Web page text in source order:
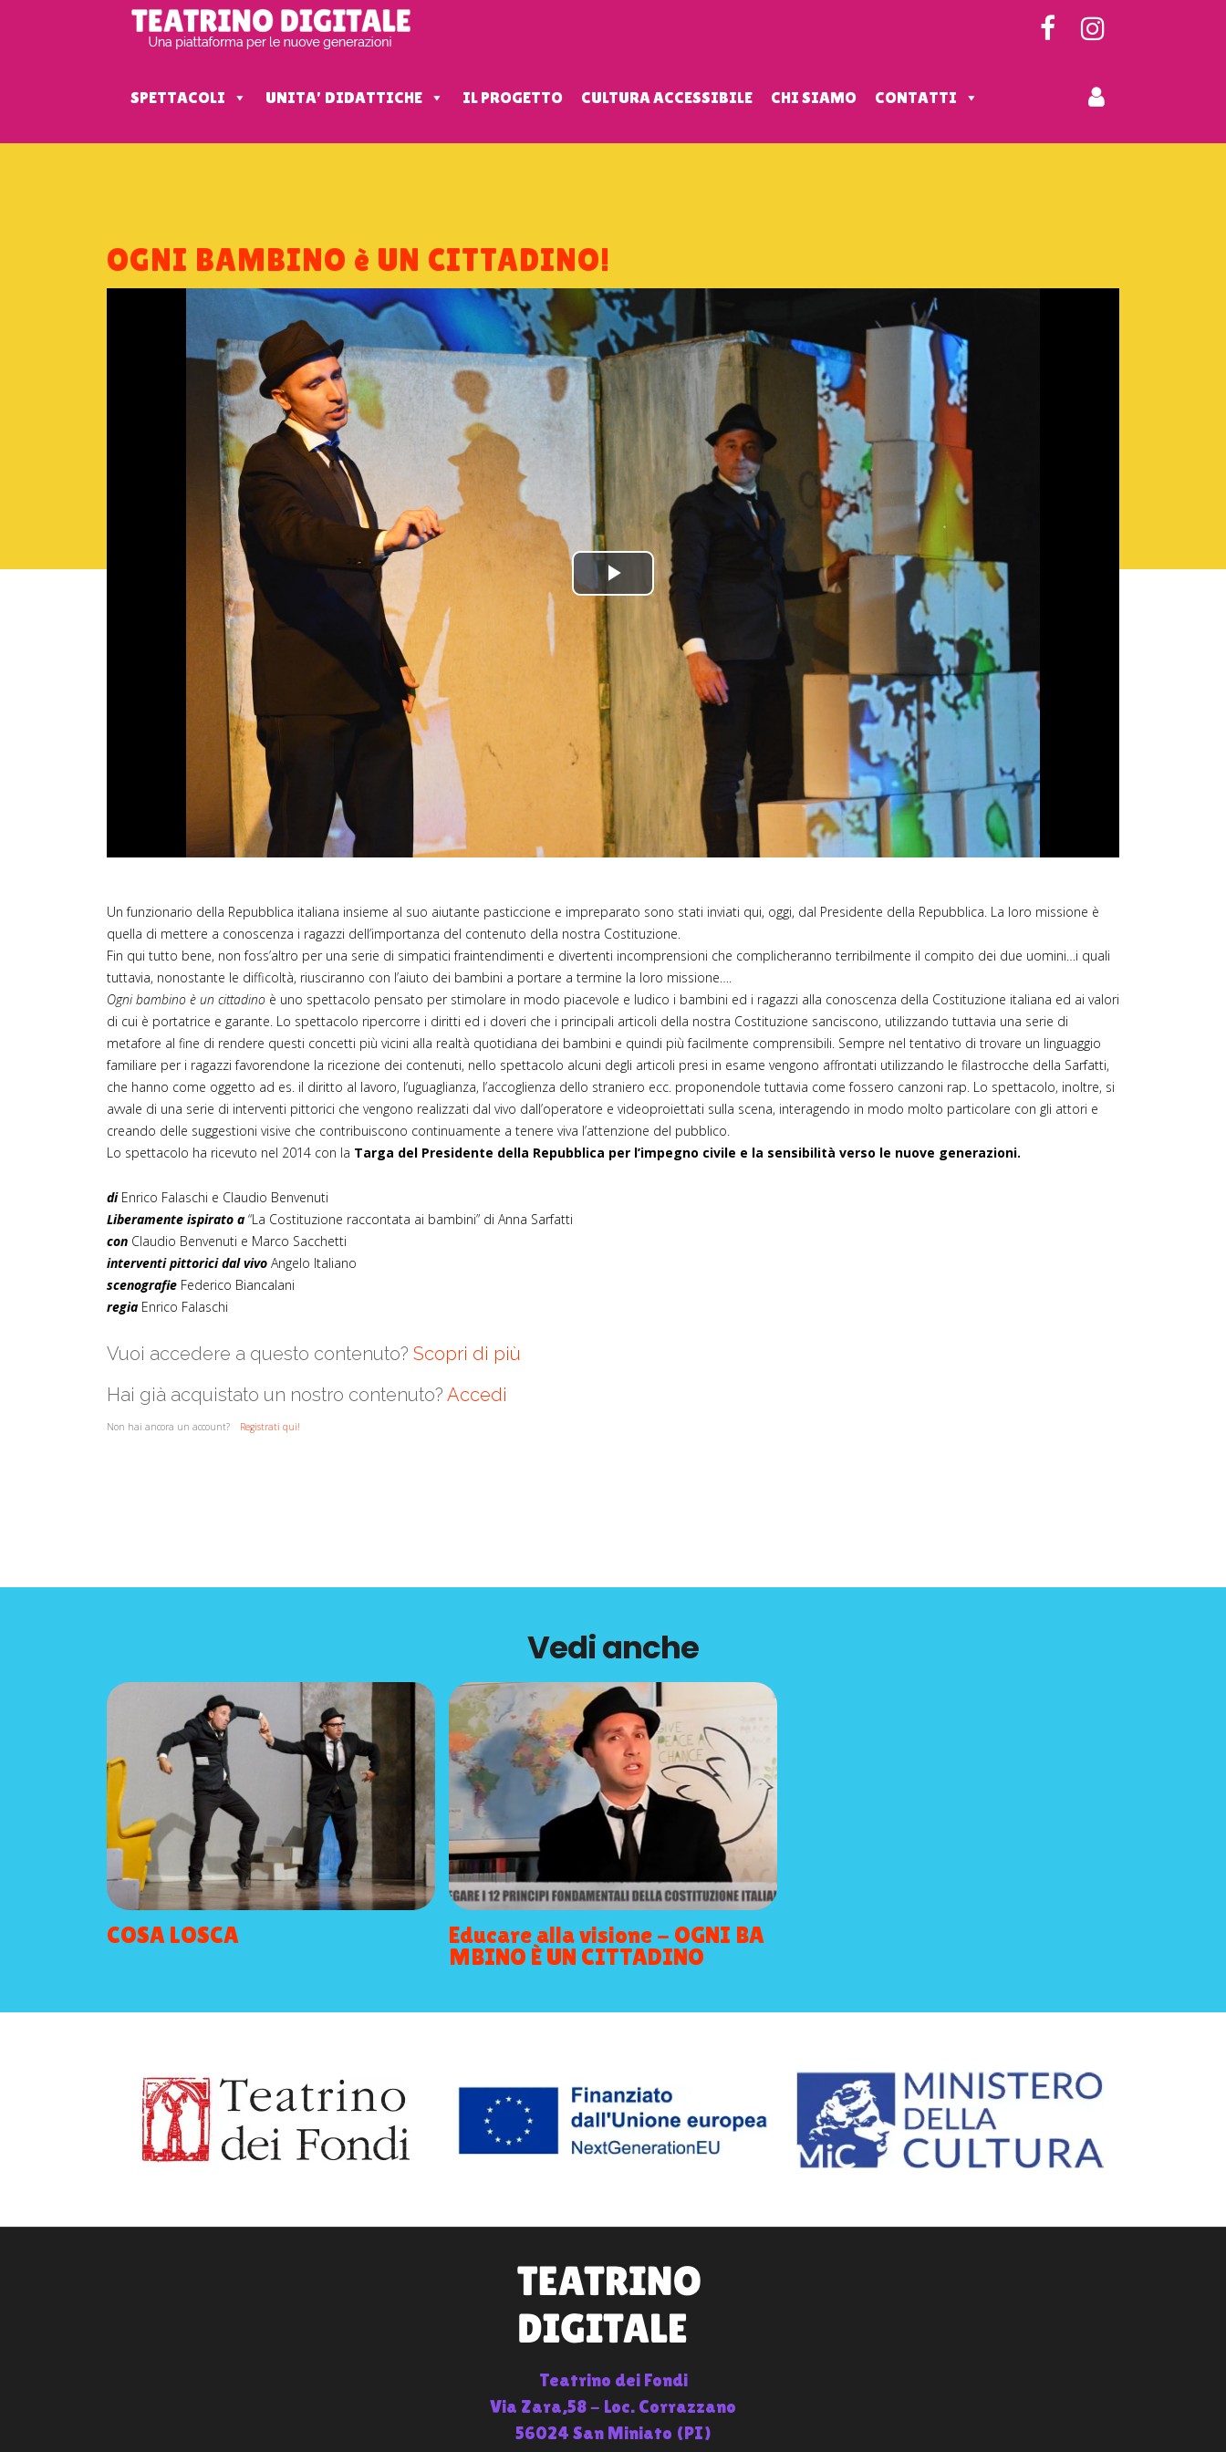
SPETTACOLI UNITA' DIDATTICHE IL PROGETTO CULTURA ACCESSIBILE CHI SIAMO CONTATTI
OGNI BAMBINO è UN CITTADINO!
Play
Video
Un funzionario della Repubblica italiana insieme al suo aiutante pasticcione e impreparato sono stati inviati qui, oggi, dal Presidente della Repubblica. La loro missione è
quella di mettere a conoscenza i ragazzi dell’importanza del contenuto della nostra Costituzione.
Fin qui tutto bene, non foss’altro per una serie di simpatici fraintendimenti e divertenti incomprensioni che complicheranno terribilmente il compito dei due uomini…i quali
tuttavia, nonostante le difficoltà, riusciranno con l’aiuto dei bambini a portare a termine la loro missione….
Ogni bambino è un cittadino è uno spettacolo pensato per stimolare in modo piacevole e ludico i bambini ed i ragazzi alla conoscenza della Costituzione italiana ed ai valori
di cui è portatrice e garante. Lo spettacolo ripercorre i diritti ed i doveri che i principali articoli della nostra Costituzione sanciscono, utilizzando tuttavia una serie di
metafore al fine di rendere questi concetti più vicini alla realtà quotidiana dei bambini e quindi più facilmente comprensibili. Sempre nel tentativo di trovare un linguaggio
familiare per i ragazzi favorendone la ricezione dei contenuti, nello spettacolo alcuni degli articoli presi in esame vengono affrontati utilizzando le filastrocche della Sarfatti,
che hanno come oggetto ad es. il diritto al lavoro, l’uguaglianza, l’accoglienza dello straniero ecc. proponendole tuttavia come fossero canzoni rap. Lo spettacolo, inoltre, si
avvale di una serie di interventi pittorici che vengono realizzati dal vivo dall’operatore e videoproiettati sulla scena, interagendo in modo molto particolare con gli attori e
creando delle suggestioni visive che contribuiscono continuamente a tenere viva l’attenzione del pubblico.
Lo spettacolo ha ricevuto nel 2014 con la Targa del Presidente della Repubblica per l’impegno civile e la sensibilità verso le nuove generazioni.
di Enrico Falaschi e Claudio Benvenuti
Liberamente ispirato a “La Costituzione raccontata ai bambini” di Anna Sarfatti
con Claudio Benvenuti e Marco Sacchetti
interventi pittorici dal vivo Angelo Italiano
scenografie Federico Biancalani
regia Enrico Falaschi
Vuoi accedere a questo contenuto? Scopri di più
Hai già acquistato un nostro contenuto? Accedi
Non hai ancora un account? Registrati qui!
Vedi anche
COSA LOSCA
Educare alla visione - OGNI BA
MBINO È UN CITTADINO
Teatrino dei Fondi
Via Zara,58 - Loc. Corrazzano
56024 San Miniato (PI)